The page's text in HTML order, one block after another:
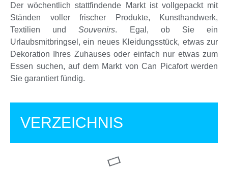
Der wöchentlich stattfindende Markt ist vollgepackt mit
Ständen voller frischer Produkte, Kunsthandwerk,
Textilien undSouvenirs. Egal, ob Sie ein
Urlaubsmitbringsel, ein neues Kleidungsstück, etwas zur
Dekoration Ihres Zuhauses oder einfach nur etwas zum
Essen suchen, auf dem Markt von Can Picafort werden
Sie garantiert fündig.
VERZEICHNIS